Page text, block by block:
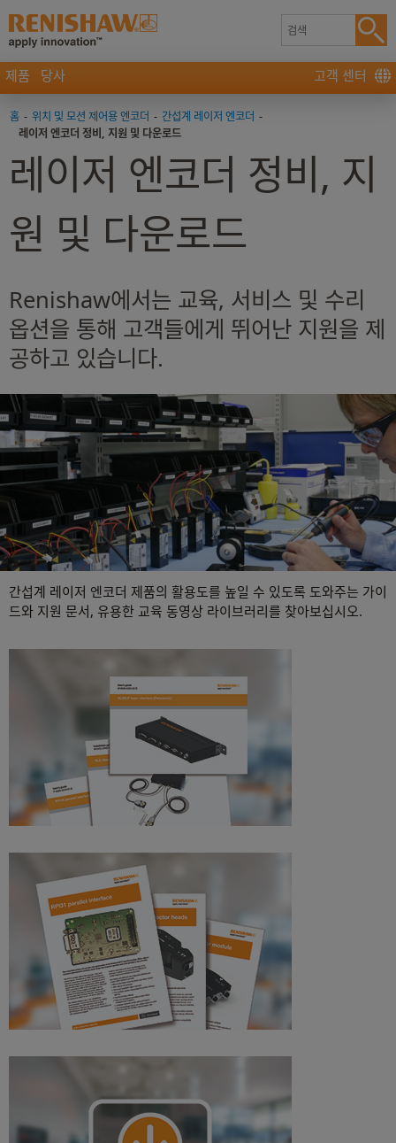
제품 당사 고객 센터
홈 - 위치 및 모션 제어용 엔코더 - 간섭계 레이저 엔코더 -
레이저 엔코더 정비, 지원 및 다운로드
레이저 엔코더 정비, 지
원 및 다운로드
Renishaw에서는 교육, 서비스 및 수리
옵션을 통해 고객들에게 뛰어난 지원을 제
공하고 있습니다.
간섭계 레이저 엔코더 제품의 활용도를 높일 수 있도록 도와주는 가이
드와 지원 문서, 유용한 교육 동영상 라이브러리를 찾아보십시오.